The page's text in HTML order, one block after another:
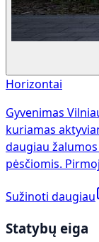
Horizontai
Gyvenimas
kuriamas
daugiau
pėsčiomis.
Sužinoti daugiau
Statybų eiga